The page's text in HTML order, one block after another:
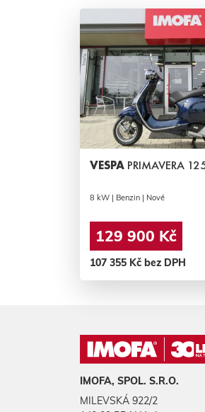
VESPA PRIMAVERA
8 kW | Benzin | Nové
129 900 Kč
107 355 Kč bez DPH
IMOFA, SPOL. S.R.O.
MILEVSKÁ 922/2